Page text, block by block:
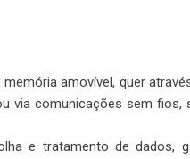
amovível, quer
via comunicações sem fios,
e tratamento de dados,